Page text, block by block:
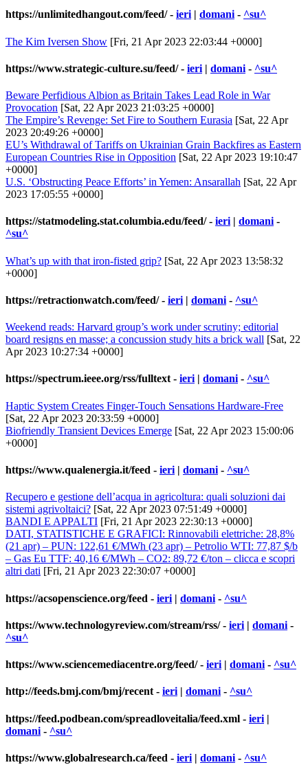
https://unlimitedhangout.com/feed/- ieri | domani - ^su^
The Kim Iversen Show [Fri, 21 Apr 2023 22:03:44 +0000]
https://www.strategic-culture.su/feed/- ieri | domani - ^su^
Beware Perfidious Albion as Britain Takes Lead Role in War
Provocation [Sat, 22 Apr 2023 21:03:25 +0000]
The Empire’s Revenge: Set Fire to Southern Eurasia [Sat, 22 Apr
2023 20:49:26 +0000]
EU’s Withdrawal of Tariffs on Ukrainian Grain Backfires as Eastern
European Countries Rise in Opposition [Sat, 22 Apr 2023 19:10:47
+0000]
U.S. ‘Obstructing Peace Efforts’ in Yemen: Ansarallah [Sat, 22 Apr
2023 17:05:55 +0000]
https://statmodeling.stat.columbia.edu/feed/- ieri | domani -
^su^
What’s up with that iron-fisted grip? [Sat, 22 Apr 2023 13:58:32
+0000]
https://retractionwatch.com/feed/- ieri | domani - ^su^
Weekend reads: Harvard group’s work under scrutiny; editorial
board resigns en masse; a concussion study hits a brick wall [Sat, 22
Apr 2023 10:27:34 +0000]
https://spectrum.ieee.org/rss/fulltext- ieri| domani- ^su^
Haptic System Creates Finger-Touch Sensations Hardware-Free​
[Sat, 22 Apr 2023 20:33:59 +0000]
Biofriendly Transient Devices Emerge [Sat, 22 Apr 2023 15:00:06
+0000]
https://www.qualenergia.it/feed - ieri | domani - ^su^
Recupero e gestione dell’acqua in agricoltura: quali soluzioni dai
sistemi agrivoltaici? [Sat, 22 Apr 2023 07:51:49 +0000]
BANDI E APPALTI [Fri, 21 Apr 2023 22:30:13 +0000]
DATI, STATISTICHE E GRAFICI: Rinnovabili elettriche: 28,8%
(21 apr) – PUN: 122,61 €/MWh (23 apr) – Petrolio WTI: 77,87 $/b
– Gas Eu TTF: 40,16 €/MWh – CO2: 89,72 €/ton – clicca e scopri
altri dati [Fri, 21 Apr 2023 22:30:07 +0000]
https://acsopenscience.org/feed - ieri | domani - ^su^
https://www.technologyreview.com/stream/rss/- ieri | domani -
^su^
https://www.sciencemediacentre.org/feed/- ieri | domani - ^su^
http://feeds.bmj.com/bmj/recent - ieri | domani - ^su^
https://feed.podbean.com/spreadloveitalia/feed.xml - ieri |
domani - ^su^
https://www.globalresearch.ca/feed - ieri | domani - ^su^